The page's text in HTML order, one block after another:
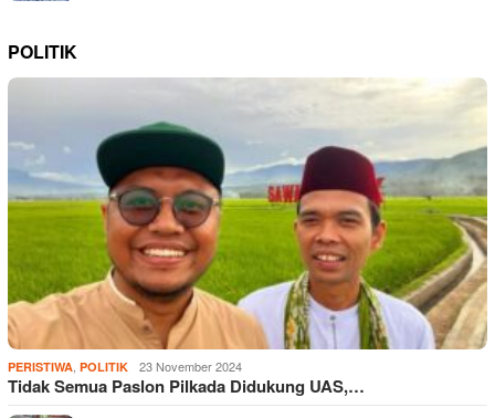
POLITIK
PERISTIWA POLITIK 23 November 2024
Tidak Semua Paslon Pilkada Didukung UAS,…